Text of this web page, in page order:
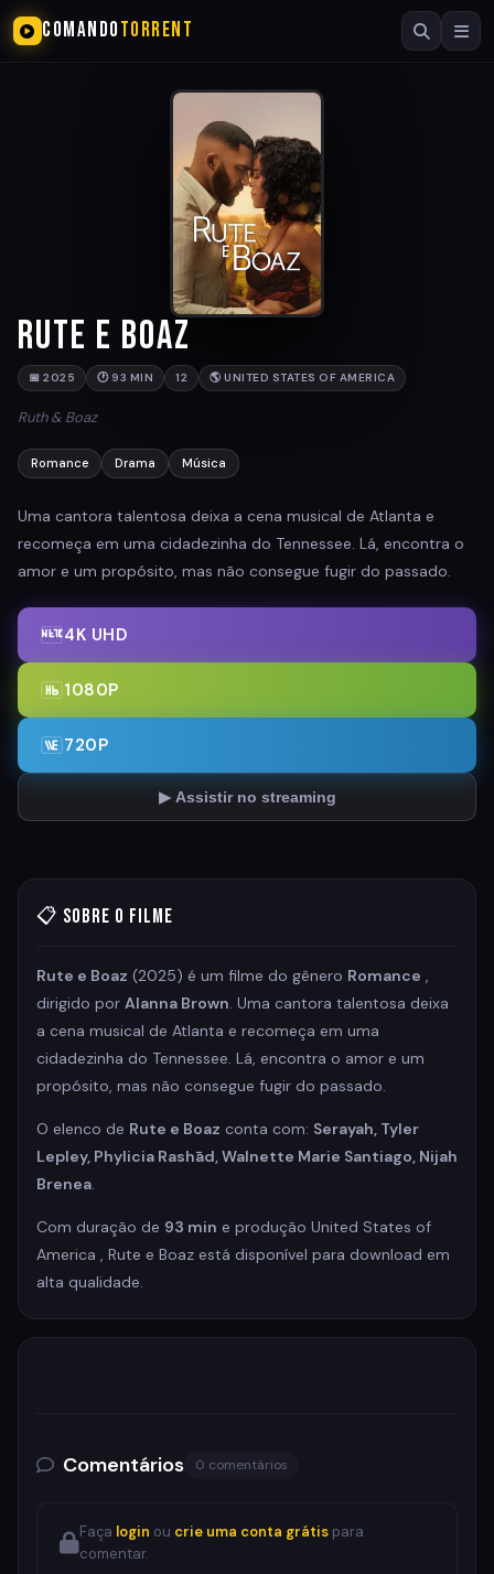
COMANDOTORRENT
Rute e Boaz
📅 2025 🕐 93 MIN 12 🌎 UNITED STATES OF AMERICA
Ruth & Boaz
Romance Drama Música
Uma cantora talentosa deixa a cena musical de Atlanta e
recomeça em uma cidadezinha do Tennessee. Lá, encontra o
amor e um propósito, mas não consegue fugir do passado.
4K UHD
1080P
720P
▶ Assistir no streaming
📋 Sobre o Filme
Rute e Boaz (2025) é um filme do gênero Romance ,
dirigido por Alanna Brown. Uma cantora talentosa deixa
a cena musical de Atlanta e recomeça em uma
cidadezinha do Tennessee. Lá, encontra o amor e um
propósito, mas não consegue fugir do passado.
O elenco de Rute e Boaz conta com: Serayah, Tyler
Lepley, Phylicia Rashād, Walnette Marie Santiago, Nijah
Brenea.
Com duração de 93 min e produção United States of
America , Rute e Boaz está disponível para download em
alta qualidade.
Comentários 0 comentários
Faça login ou crie uma conta grátis para
comentar.